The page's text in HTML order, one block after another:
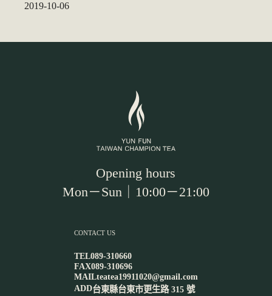
2019-10-06
Opening hours
Mon－Sun｜10:00－21:00
CONTACT US
TEL089-310660
FAX089-310696
MAILteatea19911020@gmail.com
ADD台東縣台東市更生路 315 號